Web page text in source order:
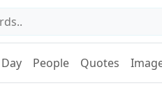
People Quotes